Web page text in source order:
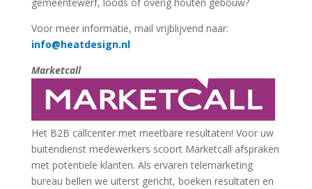
Voor meer informatie, mail vrijblijvend naar:
info@heatdesign.nl
Marketcall
Het B2B callcenter met meetbare resultaten! Voor uw
buitendienst medewerkers scoort Marketcall afspraken
met potentiele klanten. Als ervaren telemarketing
bureau bellen we uiterst gericht, boeken resultaten en